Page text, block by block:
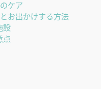
ケア
お出かけする方法
設
点